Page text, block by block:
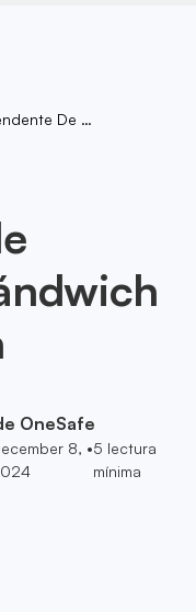
La Marejada Ascendente De Ataques De Sándwich En BNB Chain
OneSafe
8, •5 lectura
mínima